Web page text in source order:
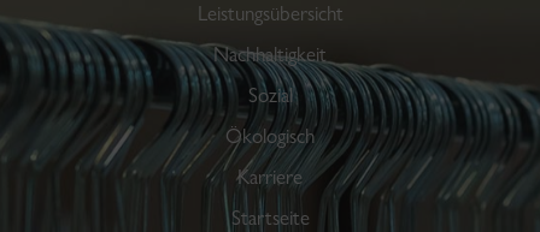
Leistungsübersicht
Nachhaltigkeit
Sozial
Ökologisch
Karriere
Startseite